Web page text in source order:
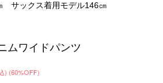
サックス着用モデル146㎝
ムワイドパンツ
) (60%OFF)